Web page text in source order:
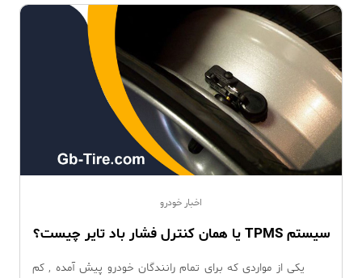
اخبار خودرو
سیستم TPMS یا همان کنترل فشار باد تایر چیست؟
یکی از مواردی که برای تمام رانندگان خودرو پیش آمده , کم